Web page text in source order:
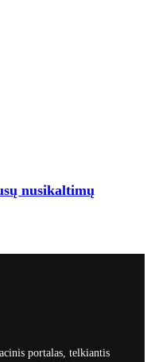
nusikaltimų
portalas, telkiantis